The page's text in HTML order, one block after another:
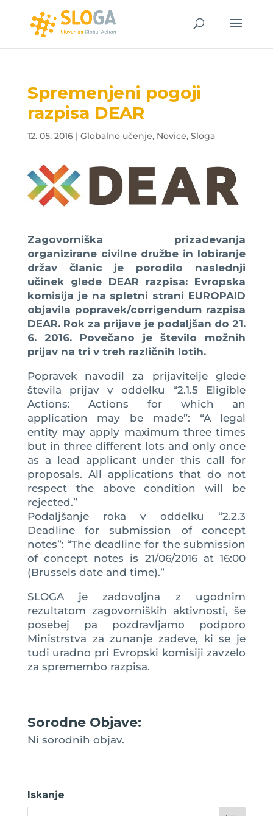
Spremenjeni pogoji
razpisa DEAR
12. 05. 2016| Globalno učenje, Novice, Sloga
Zagovorniška prizadevanja
organizirane civilne družbe in lobiranje
držav članic je porodilo naslednji
učinek glede DEAR razpisa: Evropska
komisija je na spletni strani EUROPAID
objavila popravek/corrigendum razpisa
DEAR. Rok za prijave je podaljšan do 21.
6. 2016. Povečano je število možnih
prijav na tri v treh različnih lotih.
Popravek navodil za prijavitelje glede
števila prijav v oddelku “2.1.5 Eligible
Actions: Actions for which an
application may be made”: “A legal
entity may apply maximum three times
but in three different lots and only once
as a lead applicant under this call for
proposals. All applications that do not
respect the above condition will be
rejected.”
Podaljšanje roka v oddelku “2.2.3
Deadline for submission of concept
notes”: “The deadline for the submission
of concept notes is 21/06/2016 at 16:00
(Brussels date and time).”
SLOGA je zadovoljna z ugodnim
rezultatom zagovorniških aktivnosti, še
posebej pa pozdravljamo podporo
Ministrstva za zunanje zadeve, ki se je
tudi uradno pri Evropski komisiji zavzelo
za spremembo razpisa.
Sorodne Objave:
Ni sorodnih objav.
Iskanje